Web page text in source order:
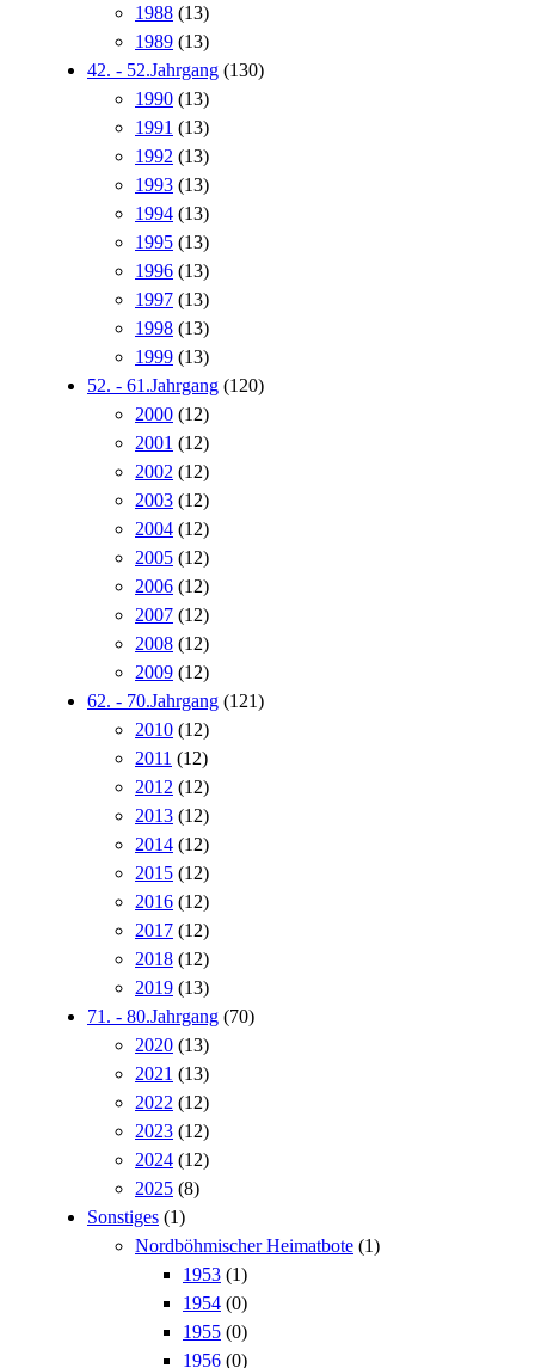
1988 (13)
1989 (13)
42. - 52.Jahrgang (130)
1990 (13)
1991 (13)
1992 (13)
1993 (13)
1994 (13)
1995 (13)
1996 (13)
1997 (13)
1998 (13)
1999 (13)
52. - 61.Jahrgang (120)
2000 (12)
2001 (12)
2002 (12)
2003 (12)
2004 (12)
2005 (12)
2006 (12)
2007 (12)
2008 (12)
2009 (12)
62. - 70.Jahrgang (121)
2010 (12)
2011 (12)
2012 (12)
2013 (12)
2014 (12)
2015 (12)
2016 (12)
2017 (12)
2018 (12)
2019 (13)
71. - 80.Jahrgang (70)
2020 (13)
2021 (13)
2022 (12)
2023 (12)
2024 (12)
2025 (8)
Sonstiges (1)
Nordböhmischer Heimatbote (1)
1953 (1)
1954 (0)
1955 (0)
1956 (0)